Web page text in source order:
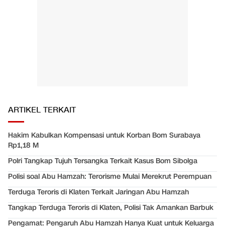
ARTIKEL TERKAIT
Hakim Kabulkan Kompensasi untuk Korban Bom Surabaya
Rp1,18 M
Polri Tangkap Tujuh Tersangka Terkait Kasus Bom Sibolga
Polisi soal Abu Hamzah: Terorisme Mulai Merekrut Perempuan
Terduga Teroris di Klaten Terkait Jaringan Abu Hamzah
Tangkap Terduga Teroris di Klaten, Polisi Tak Amankan Barbuk
Pengamat: Pengaruh Abu Hamzah Hanya Kuat untuk Keluarga